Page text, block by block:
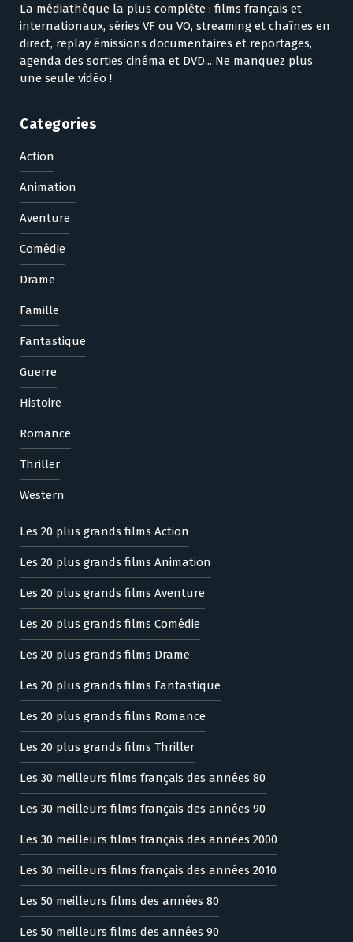
La médiathèque la plus complète : films français et
internationaux, séries VF ou VO, streaming et chaînes en
direct, replay émissions documentaires et reportages,
agenda des sorties cinéma et DVD... Ne manquez plus
une seule vidéo !
Categories
Action
Animation
Aventure
Comédie
Drame
Famille
Fantastique
Guerre
Histoire
Romance
Thriller
Western
Les 20 plus grands films Action
Les 20 plus grands films Animation
Les 20 plus grands films Aventure
Les 20 plus grands films Comédie
Les 20 plus grands films Drame
Les 20 plus grands films Fantastique
Les 20 plus grands films Romance
Les 20 plus grands films Thriller
Les 30 meilleurs films français des années 80
Les 30 meilleurs films français des années 90
Les 30 meilleurs films français des années 2000
Les 30 meilleurs films français des années 2010
Les 50 meilleurs films des années 80
Les 50 meilleurs films des années 90